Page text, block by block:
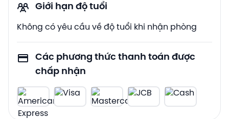
Giới hạn độ tuổi
Không có yêu cầu về độ tuổi khi nhận phòng
Các phương thức thanh toán được
chấp nhận